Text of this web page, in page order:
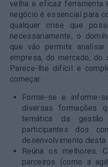
velha e eficaz ferramenta
negócio é essencial para
qualquer crise que
necessariamente, o
que vão permitir
empresa, do mercado, do
Parece-lhe difícil e
começar:
Forme-se e informe-
diversas formações
temática da
participantes dos
desenvolvimento
Reúna os melhores.
parceiros (como a